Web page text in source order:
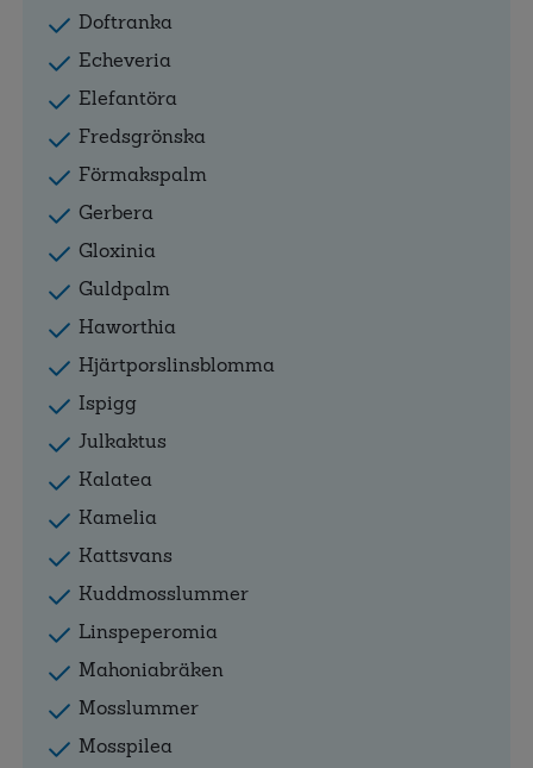
Doftranka
Echeveria
Elefantöra
Fredsgrönska
Förmakspalm
Gerbera
Gloxinia
Guldpalm
Haworthia
Hjärtporslinsblomma
Ispigg
Julkaktus
Kalatea
Kamelia
Kattsvans
Kuddmosslummer
Linspeperomia
Mahoniabräken
Mosslummer
Mosspilea